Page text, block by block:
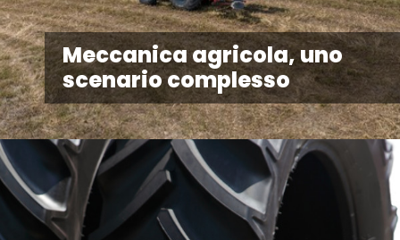
Meccanica agricola, uno
scenario complesso